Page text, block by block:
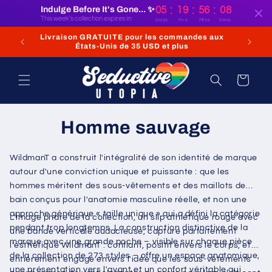
Indulge Before It's Gone... ✨
This week's collection expires in:
05 : 19 : 56 : 08
Days Hrs Mins Secs
passer
contenu
(Ou commandes internationales de 70 à 100 USD et
plus)
Panier
Homme sauvage
WildmanT a construit l'intégralité de son identité de marque
autour d'une conviction unique et puissante : que les
hommes méritent des sous-vêtements et des maillots de
bain conçus pour l'anatomie masculine réelle, et non une
approche générique « taille unique » qui a défini la catégorie
pendant trop longtemps. La construction distinctive de la
marque avec une grande poche – visible sur chaque pièce
de la collection de 273 styles – offre un espace anatomique,
une présentation vers l'avant et un confort véritable qui
L'image phare de la collection, un slip athlétique rouge avec
une bande verticale audacieuse, capture parfaitement
l'esthétique WildmanT : confiant, positif envers le corps, et
entièrement engagé envers l'idée que les sous-vêtements